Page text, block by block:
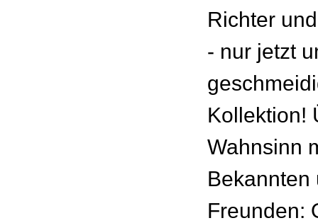
Richter
- nur jetzt
Kollektion!
Wahnsinn
Bekannten
Freunden: